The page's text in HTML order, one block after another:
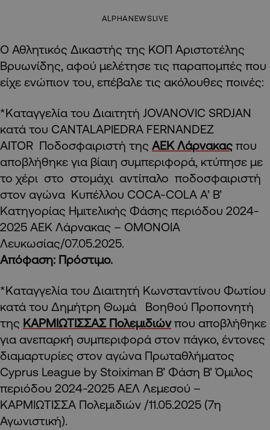
ALPHANEWSLIVE
Ο Αθλητικός Δικαστής της ΚΟΠ Αριστοτέλης
Βρυωνίδης, αφού μελέτησε τις παραπομπές που
είχε ενώπιον του, επέβαλε τις ακόλουθες ποινές:
*Καταγγελία του Διαιτητή JOVANOVIC SRDJAN
κατά του CANTALAPIEDRA FERNANDEZ
AITOR Ποδοσφαιριστή της ΑΕΚ Λάρνακας που
αποβλήθηκε για βίαιη συμπεριφορά, κτύπησε με
το χέρι στο στομάχι αντίπαλο ποδοσφαιριστή
στον αγώνα Κυπέλλου COCA-COLA Α’ Β’
Κατηγορίας Ημιτελικής Φάσης περιόδου 2024-
2025 ΑΕΚ Λάρνακας – ΟΜΟΝΟΙΑ
Λευκωσίας/07.05.2025.
Απόφαση: Πρόστιμο.
*Καταγγελία του Διαιτητή Κωνσταντίνου Φωτίου
κατά του Δημήτρη Θωμά Βοηθού Προπονητή
της ΚΑΡΜΙΩΤΙΣΣΑΣ Πολεμιδιώνπου αποβλήθηκε
για ανεπαρκή συμπεριφορά στον πάγκο, έντονες
διαμαρτυρίες στον αγώνα Πρωταθλήματος
Cyprus League by Stoiximan Β’ Φάση Β’ Όμιλος
περιόδου 2024-2025 ΑΕΛ Λεμεσού –
ΚΑΡΜΙΩΤΙΣΣΑ Πολεμιδιών /11.05.2025 (7η
Αγωνιστική).